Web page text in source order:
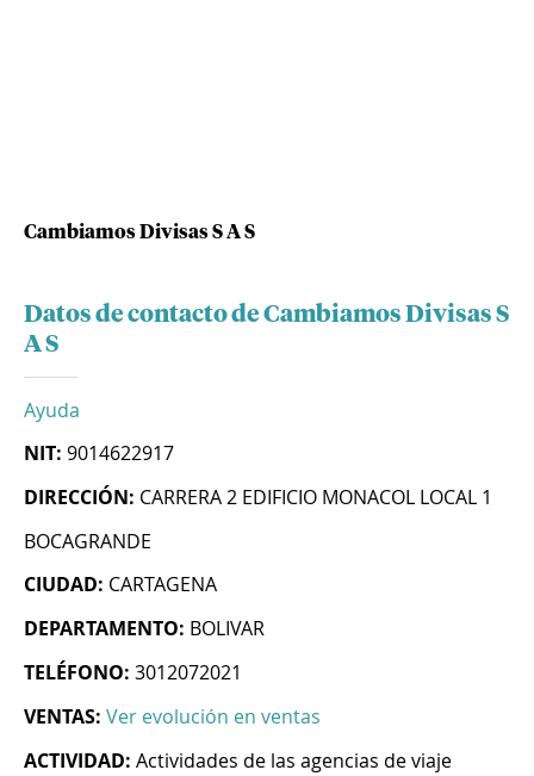
Cambiamos Divisas S A S
Datos de contacto de Cambiamos Divisas S
A S
Ayuda
NIT: 9014622917
DIRECCIÓN: CARRERA 2 EDIFICIO MONACOL LOCAL 1
BOCAGRANDE
CIUDAD: CARTAGENA
DEPARTAMENTO: BOLIVAR
TELÉFONO: 3012072021
VENTAS: Ver evolución en ventas
ACTIVIDAD: Actividades de las agencias de viaje